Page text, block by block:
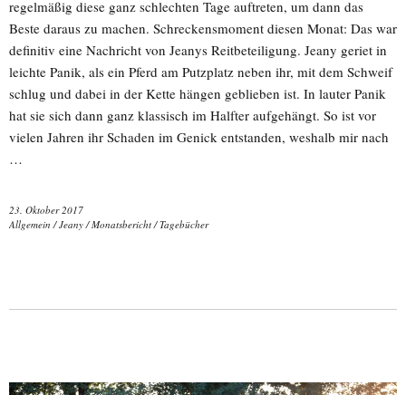
regelmäßig diese ganz schlechten Tage auftreten, um dann das
Beste daraus zu machen. Schreckensmoment diesen Monat: Das war
definitiv eine Nachricht von Jeanys Reitbeteiligung. Jeany geriet in
leichte Panik, als ein Pferd am Putzplatz neben ihr, mit dem Schweif
schlug und dabei in der Kette hängen geblieben ist. In lauter Panik
hat sie sich dann ganz klassisch im Halfter aufgehängt. So ist vor
vielen Jahren ihr Schaden im Genick entstanden, weshalb mir nach
…
23. Oktober 2017
Allgemein /Jeany /Monatsbericht /Tagebücher